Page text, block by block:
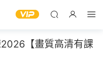
【畫質高清有課